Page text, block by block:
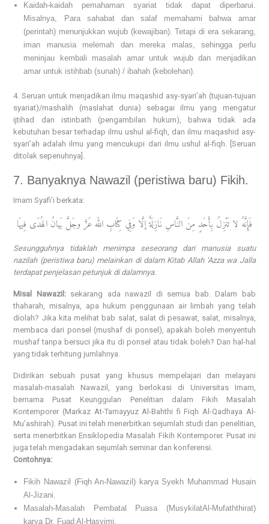
Kaidah-kaidah pemahaman syariat tidak dapat diperbarui.
Misalnya, Para sahabat dan salaf memahami bahwa amar
(perintah) menunjukkan wujub (kewajiban). Tetapi di era sekarang,
iman manusia melemah dan mereka malas, sehingga perlu
meninjau kembali masalah amar untuk wujub dan menjadikan
amar untuk istihbab (sunah) / ibahah (kebolehan).
4. Seruan untuk menjadikan ilmu maqashid asy-syari’ah (tujuan-tujuan
syariat)/mashalih (maslahat dunia) sebagai ilmu yang mengatur
ijtihad dan istinbath (pengambilan hukum), bahwa tidak ada
kebutuhan besar terhadap ilmu ushul al-fiqh, dan ilmu maqashid asy-
syari’ah adalah ilmu yang mencukupi dari ilmu ushul al-fiqh. [Seruan
ditolak sepenuhnya].
7. Banyaknya Nawazil (peristiwa baru) Fikih.
Imam Syafi’i berkata:
فَإِنَّهُ لا تَنْزِلُ بِأَحَدٍ مِنَ النَّاسِ نَازِلَةٌ إلَّا وَفِي کِتَابِ الله عَزَّ وجَلَّ بَيانُ الهُدَى فِيهَا
Sesungguhnya tidaklah menimpa seseorang dari manusia suatu
nazilah (peristiwa baru) melainkan di dalam Kitab Allah ‘Azza wa Jalla
terdapat penjelasan petunjuk di dalamnya.
Misal Nawazil:sekarang ada nawazil di semua bab. Dalam bab
thaharah, misalnya, apa hukum penggunaan air limbah yang telah
diolah? Jika kita melihat bab salat, salat di pesawat, salat, misalnya,
membaca dari ponsel (mushaf di ponsel), apakah boleh menyentuh
mushaf tanpa bersuci jika itu di ponsel atau tidak boleh? Dan hal-hal
yang tidak terhitung jumlahnya.
Didirikan sebuah pusat yang khusus mempelajari dan melayani
masalah-masalah Nawazil, yang berlokasi di Universitas Imam,
bernama Pusat Keunggulan Penelitian dalam Fikih Masalah
Kontemporer (Markaz At-Tamayyuz Al-Bahthi fi Fiqh Al-Qadhaya Al-
Mu’ashirah). Pusat ini telah menerbitkan sejumlah studi dan penelitian,
serta menerbitkan Ensiklopedia Masalah Fikih Kontemporer. Pusat ini
juga telah mengadakan sejumlah seminar dan konferensi.
Contohnya:
Fikih Nawazil (Fiqh An-Nawazil) karya Syekh Muhammad Husain
Al-Jizani.
Masalah-Masalah Pembatal Puasa (MusykilatAl-Mufaththirat)
karya Dr. Fuad Al-Hasyimi.